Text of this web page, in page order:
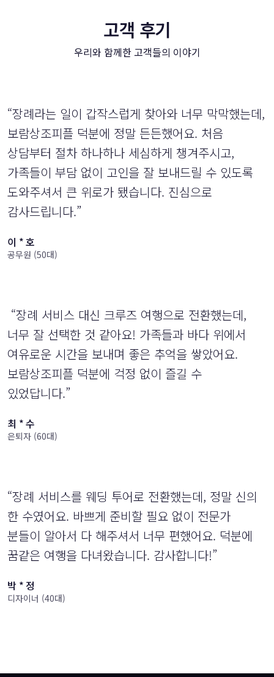
고객 후기
우리와 함께한 고객들의 이야기
“장례라는 일이 갑작스럽게 찾아와 너무 막막했는데,
보람상조피플 덕분에 정말 든든했어요. 처음
상담부터 절차 하나하나 세심하게 챙겨주시고,
가족들이 부담 없이 고인을 잘 보내드릴 수 있도록
도와주셔서 큰 위로가 됐습니다. 진심으로
감사드립니다.”
이 * 호
공무원 (50대)
“장례 서비스 대신 크루즈 여행으로 전환했는데,
너무 잘 선택한 것 같아요! 가족들과 바다 위에서
여유로운 시간을 보내며 좋은 추억을 쌓았어요.
보람상조피플 덕분에 걱정 없이 즐길 수
있었답니다.”
최 * 수
은퇴자 (60대)
“장례 서비스를 웨딩 투어로 전환했는데, 정말 신의
한 수였어요. 바쁘게 준비할 필요 없이 전문가
분들이 알아서 다 해주셔서 너무 편했어요. 덕분에
꿈같은 여행을 다녀왔습니다. 감사합니다!”
박 * 정
디자이너 (40대)